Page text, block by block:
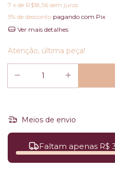
7 x de R$18,56 sem juros
5% de desconto pagando com Pix
Ver mais detalhes
Atenção, última peça!
Meios de envio
Faltam apenas R$